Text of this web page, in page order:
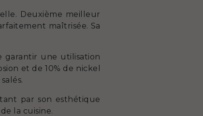
Deuxième meilleur
maîtrisée. Sa
garantir une utilisation
et de 10% de nickel
par son esthétique
la cuisine.